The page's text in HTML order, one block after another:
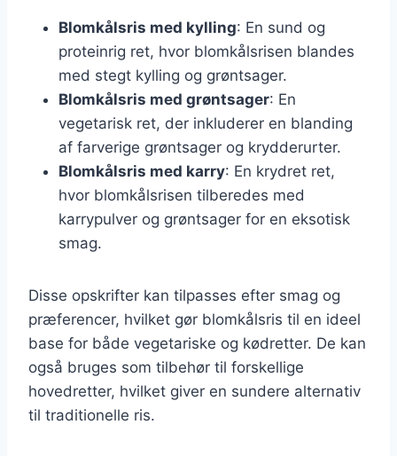
Blomkålsris med kylling: En sund og
proteinrig ret, hvor blomkålsrisen blandes
med stegt kylling og grøntsager.
Blomkålsris med grøntsager: En
vegetarisk ret, der inkluderer en blanding
af farverige grøntsager og krydderurter.
Blomkålsris med karry: En krydret ret,
hvor blomkålsrisen tilberedes med
karrypulver og grøntsager for en eksotisk
smag.
Disse opskrifter kan tilpasses efter smag og
præferencer, hvilket gør blomkålsris til en ideel
base for både vegetariske og kødretter. De kan
også bruges som tilbehør til forskellige
hovedretter, hvilket giver en sundere alternativ
til traditionelle ris.